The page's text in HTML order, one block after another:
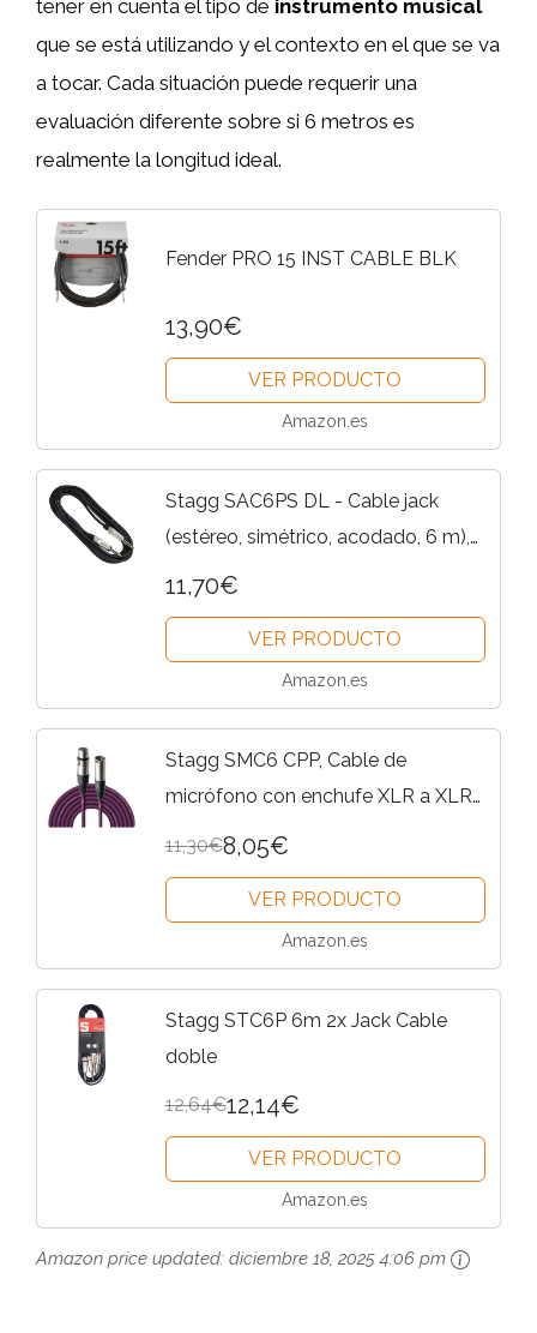
tener en cuenta el tipo de instrumento musical
que se está utilizando y el contexto en el que se va
a tocar. Cada situación puede requerir una
evaluación diferente sobre si 6 metros es
realmente la longitud ideal.
Fender PRO 15 INST CABLE BLK
13,90€
VER PRODUCTO
Amazon.es
Stagg SAC6PS DL - Cable jack
(estéreo, simétrico, acodado, 6 m),
color negro
11,70€
VER PRODUCTO
Amazon.es
Stagg SMC6 CPP, Cable de
micrófono con enchufe XLR a XLR
de calidad de 6m, Púrpura
11,30€8,05€
VER PRODUCTO
Amazon.es
Stagg STC6P 6m 2x Jack Cable
doble
12,64€12,14€
VER PRODUCTO
Amazon.es
Amazon price updated: diciembre 18, 2025 4:06 pm